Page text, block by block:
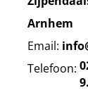
Arnhem
Email:
Telefoon: